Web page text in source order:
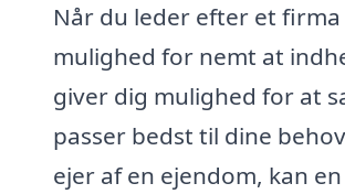
Når du leder efter et
mulighed for nemt at
giver dig mulighed for at
passer bedst til dine
ejer af en ejendom, kan